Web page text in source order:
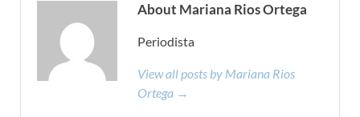
About Mariana Rios Ortega
Periodista
View all posts by Mariana Rios
Ortega →